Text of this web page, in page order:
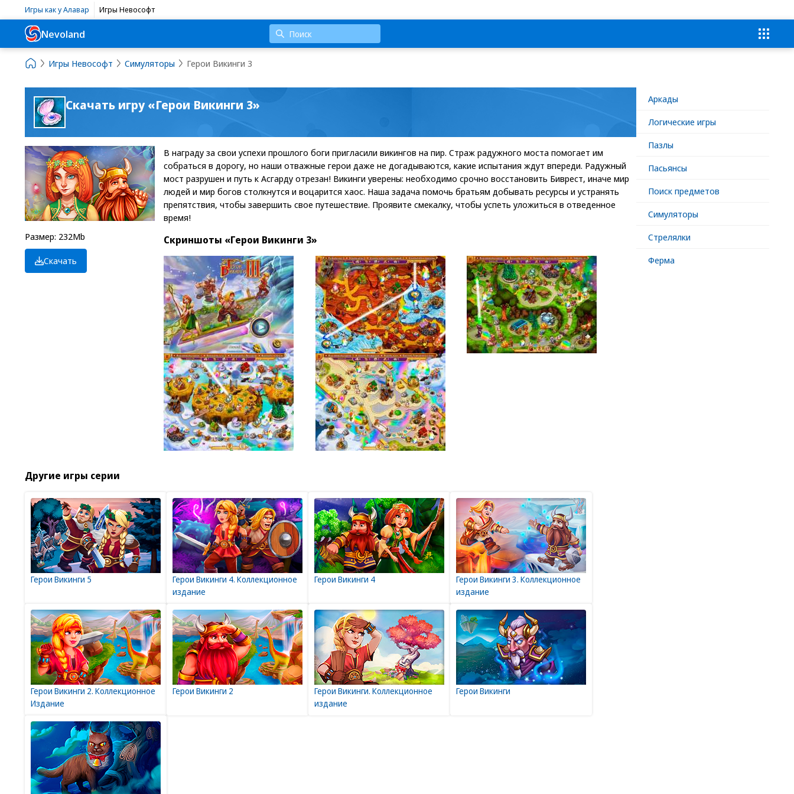
Игры как у Алавар Игры Невософт
Nevoland
Игры Невософт Симуляторы Герои Викинги 3
Скачать игру «Герои Викинги 3»
Размер: 232Mb
Скачать
В награду за свои успехи прошлого боги пригласили викингов на пир. Страж радужного моста помогает им
собраться в дорогу, но наши отважные герои даже не догадываются, какие испытания ждут впереди. Радужный
мост разрушен и путь к Асгарду отрезан! Викинги уверены: необходимо срочно восстановить Биврест, иначе мир
людей и мир богов столкнутся и воцарится хаос. Наша задача помочь братьям добывать ресурсы и устранять
препятствия, чтобы завершить свое путешествие. Проявите смекалку, чтобы успеть уложиться в отведенное
время!
Скриншоты «Герои Викинги 3»
Другие игры серии
Герои Викинги 5
Герои Викинги 4. Коллекционное
издание
Герои Викинги 4
Герои Викинги 3. Коллекционное
издание
Герои Викинги 2. Коллекционное
Издание
Герои Викинги 2
Герои Викинги. Коллекционное
издание
Герои Викинги
Аркады
Логические игры
Пазлы
Пасьянсы
Поиск предметов
Симуляторы
Стрелялки
Ферма